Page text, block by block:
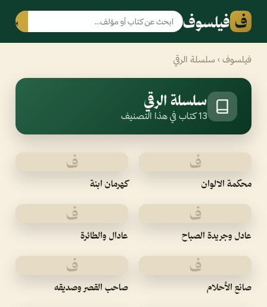
ف فيلسوف بحث
فيلسوف › سلسلة الرقي
سلسلة الرقي
13 كتاب في هذا التصنيف
ف
محكمة الالوان
ف
كهرمان ابنة
ف
عادل وجريدة الصباح
ف
عادال والطائرة
ف
صانع الأحلام
ف
صاحب القصر وصديقه